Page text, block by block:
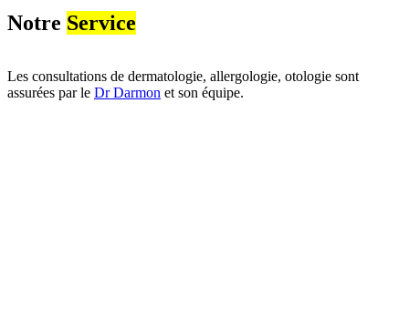
Notre Service
Les consultations de dermatologie, allergologie, otologie sont
assurées par le Dr Darmon et son équipe.